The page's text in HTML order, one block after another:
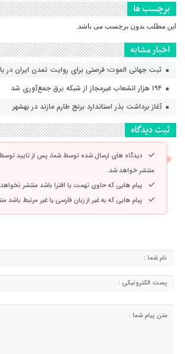
برچسب ها
این مطلب بدون برچسب می باشد.
اخبار مشابه
ثبت جهانی الموت؛ فرصتی برای روایت تمدن ایران در
آغاز برداشت بذر استاندارد برنج طارم مازند در بهشهر
ثبت دیدگاه
دیدگاه های ارسال شده توسط شما، پس از تایید
منتشر خواهد شد.
پیام هایی که حاوی تهمت یا افترا باشد منتشر
پیام هایی که به غیر از زبان فارسی یا غیر مرتبط باشد